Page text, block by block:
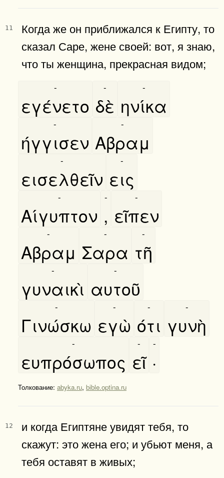
11
Когда же он приближался к Египту, то
сказал Саре, жене своей: вот, я знаю,
что ты женщина, прекрасная видом;
εγένετο
-
δὲ
-
ηνίκα
-
ήγγισεν
-
Αβραμ
-
εισελθεῖν
-
εις
-
Αίγυπτον
-
,
-
εῖπεν
-
Αβραμ
-
Σαρα
-
τῆ
-
γυναικὶ
-
αυτοῦ
-
Γινώσκω
-
εγὼ
-
ότι
-
γυνὴ
-
ευπρόσωπος
-
εῖ
-
·
-
Толкование: abyka.ru, bible.optina.ru
12
и когда Египтяне увидят тебя, то
скажут: это жена его; и убьют меня, а
тебя оставят в живых;